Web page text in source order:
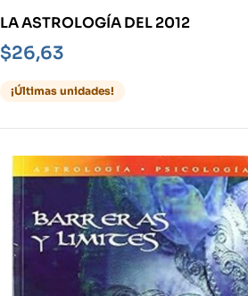
LA ASTROLOGÍA DEL 2012
$26,63
¡Últimas unidades!